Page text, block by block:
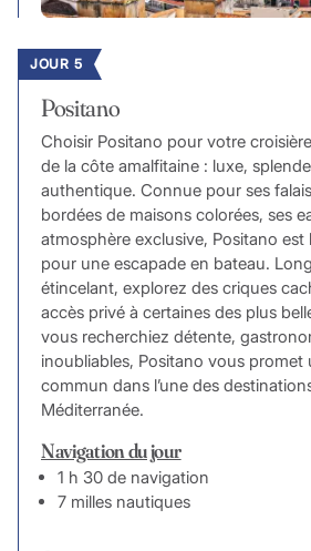
JOUR 5
Positano
Choisir Positano pour votre
de la côte amalfitaine : luxe,
authentique. Connue pour ses
bordées de maisons colorées, ses
atmosphère exclusive, Positano est
pour une escapade en bateau.
étincelant, explorez des criques
accès privé à certaines des plus
vous recherchiez détente,
inoubliables, Positano vous promet
commun dans l’une des
Méditerranée.
Navigation du jour
1 h 30 de navigation
7 milles nautiques